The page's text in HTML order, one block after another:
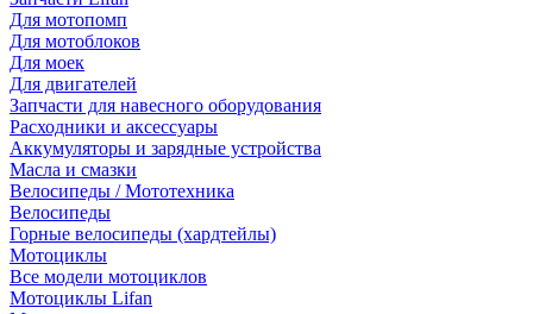
Для мотопомп
Для мотоблоков
Для моек
Для двигателей
Запчасти для навесного оборудования
Расходники и аксессуары
Аккумуляторы и зарядные устройства
Масла и смазки
Велосипеды / Мототехника
Велосипеды
Горные велосипеды (хардтейлы)
Мотоциклы
Все модели мотоциклов
Мотоциклы Lifan